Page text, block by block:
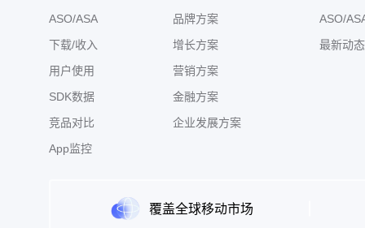
ASO/ASA
下载/收入
用户使用
SDK数据
竞品对比
App监控
品牌方案
增长方案
营销方案
金融方案
企业发展方案
ASO/
最新动态
覆盖全球移动市场